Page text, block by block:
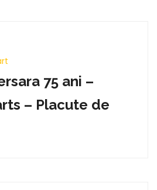
75 ani –
– Placute de